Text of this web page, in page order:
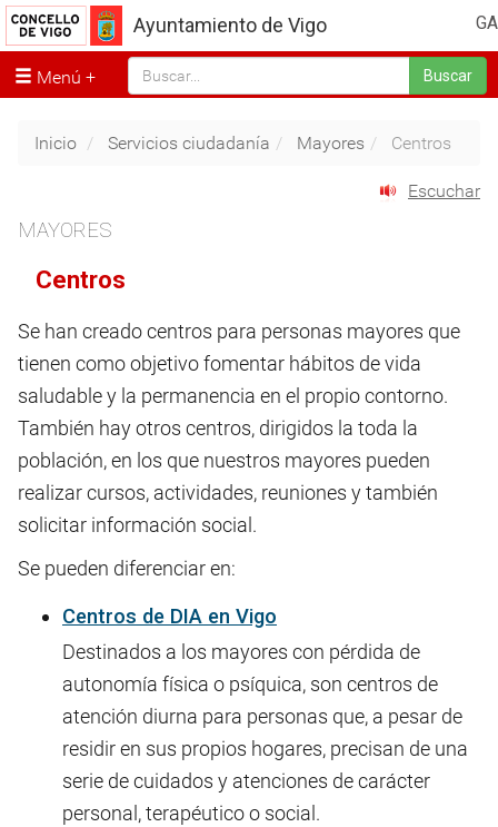
GA
Ayuntamiento de Vigo
Menú Buscar
Inicio Servicios ciudadanía Mayores Centros
Escuchar
MAYORES
Centros
Se han creado centros para personas mayores que
tienen como objetivo fomentar hábitos de vida
saludable y la permanencia en el propio contorno.
También hay otros centros, dirigidos la toda la
población, en los que nuestros mayores pueden
realizar cursos, actividades, reuniones y también
solicitar información social.
Se pueden diferenciar en:
Centros de DIA en Vigo
Destinados a los mayores con pérdida de
autonomía física o psíquica, son centros de
atención diurna para personas que, a pesar de
residir en sus propios hogares, precisan de una
serie de cuidados y atenciones de carácter
personal, terapéutico o social.